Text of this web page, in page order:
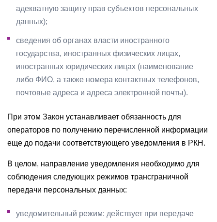
адекватную защиту прав субъектов персональных
данных);
сведения об органах власти иностранного
государства, иностранных физических лицах,
иностранных юридических лицах (наименование
либо ФИО, а также номера контактных телефонов,
почтовые адреса и адреса электронной почты).
При этом Закон устанавливает обязанность для
операторов по получению перечисленной информации
еще до подачи соответствующего уведомления в РКН.
В целом, направление уведомления необходимо для
соблюдения следующих режимов трансграничной
передачи персональных данных:
уведомительный режим: действует при передаче